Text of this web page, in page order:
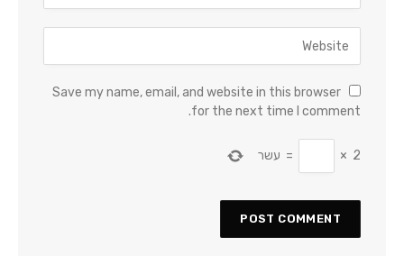
Save my name, email, and website in this browser
for the next time I comment.
2
×
= עשר